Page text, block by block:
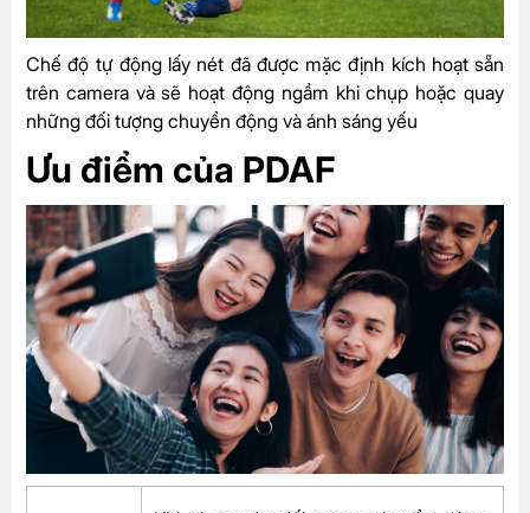
Chế độ tự động lấy nét đã được mặc định kích hoạt sẵn
trên camera và sẽ hoạt động ngầm khi chụp hoặc quay
những đối tượng chuyển động và ánh sáng yếu
Ưu điểm của PDAF